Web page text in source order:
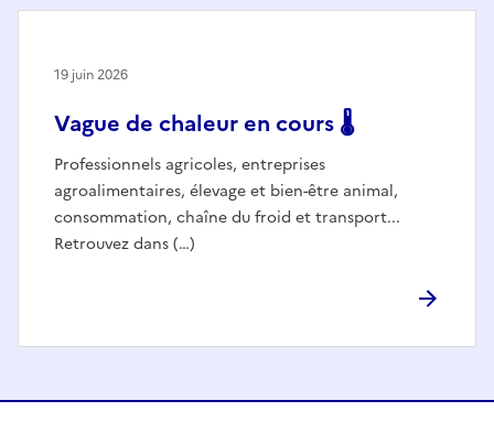
Vague de chaleur en cours 🌡️
Professionnels agricoles, entreprises
agroalimentaires, élevage et bien-être animal,
consommation, chaîne du froid et transport...
Retrouvez dans (…)
19 juin 2026